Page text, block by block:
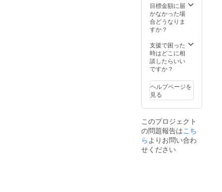
目標金額に届
かなかった場
合どうなりま
すか？
支援で困った
時はどこに相
談したらいい
ですか？
ヘルプページを
見る
このプロジェクト
の問題報告はこち
ら よりお問い合わ
せください